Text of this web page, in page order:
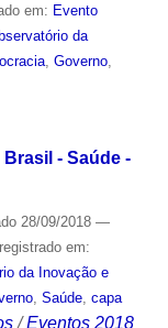
em: Evento
da
, Governo,
- Saúde -
28/09/2018 —
em:
da Inovação e
, Saúde, capa
/Eventos 2018